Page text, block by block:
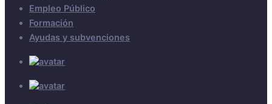
Empleo Público
Formación
Ayudas y subvenciones